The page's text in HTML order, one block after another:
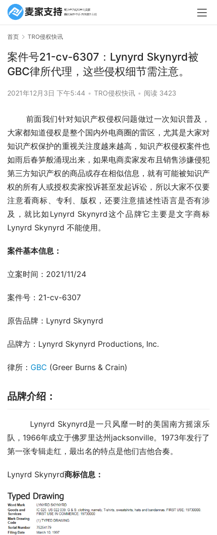
首页 TRO侵权快讯
案件号21-cv-6307：Lynyrd Skynyrd被
GBC律所代理，这些侵权细节需注意。
2021年12月3日 下午5:44 • TRO侵权快讯 • 阅读 3423
大家都知道侵权是整个国内外电商圈的雷区，尤其是大家对
知识产权保护的重视关注度越来越高，知识产权侵权案件也
如雨后春笋般涌现出来，如果电商卖家发布且销售涉嫌侵犯
第三方知识产权的商品或存在相似信息，就有可能被知识产
权的所有人或授权卖家投诉甚至发起诉讼，所以大家不仅要
注意看商标、专利、版权，还要注意描述性语言是否有涉
及，就比如Lynyrd Skynyrd这个品牌它主要是文字商标
Lynyrd Skynyrd 不能使用。
案件基本信息：
立案时间：2021/11/24
案件号：21-cv-6307
原告品牌：Lynyrd Skynyrd
品牌方：Lynyrd Skynyrd Productions, Inc.
律所： GBC (Greer Burns & Crain)
品牌介绍 ：
队，1966年成立于佛罗里达州jacksonville。1973年发行了
第一张专辑走红，最出名的特点是他们吉他合奏。
Lynyrd Skynyrd商标信息：